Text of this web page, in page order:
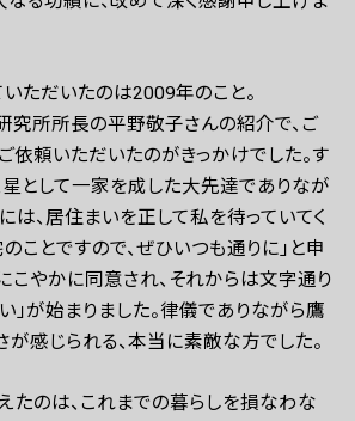
ただいたのは2009年のこと。
究所所長の平野敬子さんの紹介で、ご
依頼いただいたのがきっかけでした。す
として一家を成した大先達でありなが
は、居住まいを正して私を待っていてく
のことですので、ぜひいつも通りに」と申
こやかに同意され、それからは文字通り
」が始まりました。律儀でありながら鷹
が感じられる、本当に素敵な方でした。
たのは、これまでの暮らしを損なわな